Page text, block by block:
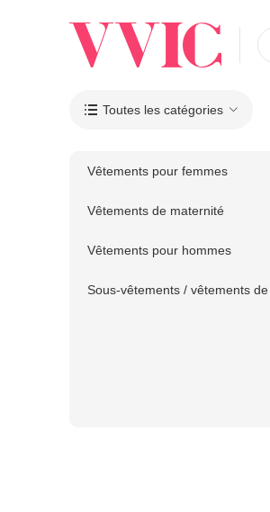
 Toutes les catégories
Vêtements pour femmes
Vêtements de maternité
Vêtements pour hommes
Sous-vêtements / vêtements